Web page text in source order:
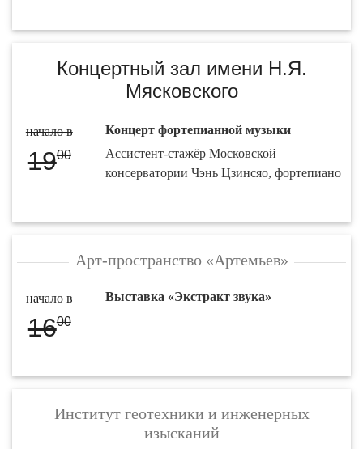
Концертный зал имени Н.Я.
Мясковского
начало в
1900
Концерт фортепианной музыки
Ассистент-стажёр Московской
консерватории Чэнь Цзинсяо, фортепиано
Арт-пространство «Артемьев»
начало в
1600
Выставка «Экстракт звука»
Институт геотехники и инженерных
изысканий